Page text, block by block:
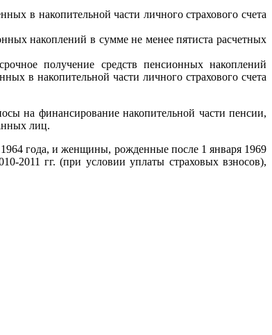
в накопительной части личного страхового счета
накоплений в сумме не менее пятиста расчетных
получение средств пенсионных накоплений
в накопительной части личного страхового счета
на финансирование накопительной части пенсии,
лиц.
года, и женщины, рожденные после 1 января 1969
2011 гг. (при условии уплаты страховых взносов),